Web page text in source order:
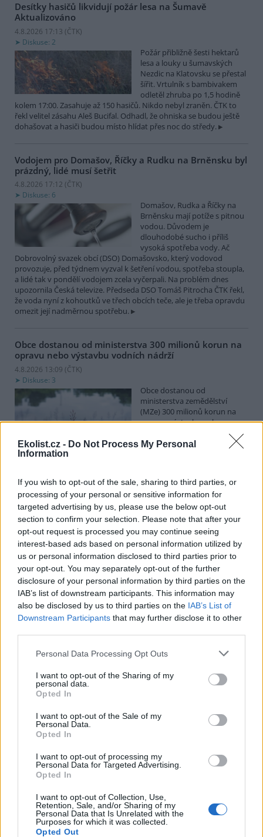
Ekolist.cz - Do Not Process My Personal
Information
If you wish to opt-out of the sale, sharing to third parties, or
processing of your personal or sensitive information for
targeted advertising by us, please use the below opt-out
section to confirm your selection. Please note that after your
opt-out request is processed you may continue seeing
interest-based ads based on personal information utilized by
us or personal information disclosed to third parties prior to
your opt-out. You may separately opt-out of the further
disclosure of your personal information by third parties on the
IAB’s list of downstream participants. This information may
also be disclosed by us to third parties on the IAB’s List of
Downstream Participants that may further disclose it to other
Personal Data Processing Opt Outs
I want to opt-out of the Sharing of my
personal data.
Opted In
I want to opt-out of the Sale of my
Personal Data.
Opted In
I want to opt-out of processing my
Personal Data for Targeted Advertising.
Opted In
I want to opt-out of Collection, Use,
Retention, Sale, and/or Sharing of my
Personal Data that Is Unrelated with the
Purposes for which it was collected.
Opted Out
Desítky hasičů likvidují požár lesa na Šumavě
Aktualizováno
4.8.2026 17:13 (ČTK)
Diskuse: 2
Požár přibližně šesti hektarů
lesa a louky u šumavských
Nezdic na Klatovsku se přestal
šířit. Vrtulník s bambivakem
odletěl zhruba po 1,5 hodině
kolem 17:00. Zasahuje až 150 hasičů. Nikdo nebyl zraněn. ČTK to
řekl velitel zásahu Aleš Bucifal. Odhadl, že ohniska se budou ještě
dohašovat a hasiči budou místo hlídat přes noc do středy.
Vodojem pro Domašov, Říčky a Rudku na Brněnsku byl
prázdný, lidé musí šetřit
4.8.2026 17:12 (ČTK)
Diskuse: 6
Domašov, Rudka a Říčky na
Brněnsku mají potíže s pitnou
vodou. Důvodem je
dlouhodobé sucho i příliš
vysoká spotřeba vody. Ač
Dobrovolný svazek obcí (DSO) Domašovsko, který vodovod
provozuje, před týdnem vyzval k šetření vodou, spotřeba stoupla,
a lidé tak v pondělí vodojem zcela vyčerpali. Na problém dnes
upozornila Česká televize. Předseda DSO Tomáš Pitrocha ČTK řekl,
že voda nyní z kohoutků ve třech obcích teče, ale je třeba opravdu
omezit její nadměrnou spotřebu.
Obce dostanou od ministerstva 300 milionů korun na
opravu nebo výstavbu vodních nádrží
4.8.2026 13:09 (ČTK)
Diskuse: 3
Obce dostanou od
ministerstva zemědělství
(MZe) 300 milionů korun na
opravu, výstavbu nebo
odbahnění malých vodních
nádrží. Žádost o dotace mohou podávat od 7. září do 7. října.
Hospodářským zvířatům pomáhají při vedrech remízky
i kamenné stáje
4.8.2026 12:52 ( ČTK
Hospodářská zvířata na jihu
Čech se při tropických
teplotách ochlazují v
remízkách i kamenných stájích.
Někteří jihočeští farmáři
vypouštějí krávy, ovce či koně na pastviny v noci a v největších
vedrech je nechávají uvnitř chladnějších budov. Kvůli suchu
neroste na loukách tráva a zemědělci musí dobytek přikrmovat
zásobami sena na zimu. Vysychají zdroje vody a rostou náklady na
její dopravu i na elektřinu na ochlazování zvířat, zjistila ČTK.
tři lvice, píše BBC News
Diskuse: 2
Tři lvice v zoologické zahradě v
horka. Japonsko se toto léto
potýká s vlnami extrémních
veder, napsal zpravodajský server
Ghanský parlament schválil přísný zákon na ochranu
kakaových plantáží
4.8.2026 12:39 (ČTK)
Ghanský parlament schválil
zákon, podle kterého místním
farmářům hrozí až 20 let